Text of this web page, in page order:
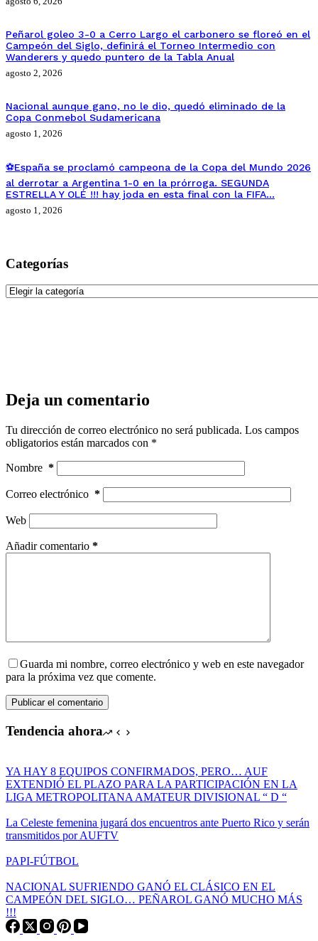
Peñarol goleo 3-0 a Cerro Largo el carbonero se floreó en el
Campeón del Siglo, definirá el Torneo Intermedio con
Wanderers y quedo puntero de la Tabla Anual
agosto 2, 2026
Nacional aunque gano, no le dio, quedó eliminado de la
Copa Conmebol Sudamericana
agosto 1, 2026
⚽España se proclamó campeona de la Copa del Mundo 2026
al derrotar a Argentina 1-0 en la prórroga. SEGUNDA
ESTRELLA Y OLÉ !!! hay joda en esta final con la FIFA…
agosto 1, 2026
Categorías
Categorías
Deja un comentario
Tu dirección de correo electrónico no será publicada. Los campos
obligatorios están marcados con *
Nombre *
Correo electrónico *
Web
Añadir comentario *
Guarda mi nombre, correo electrónico y web en este navegador
para la próxima vez que comente.
Publicar el comentario
Tendencia ahora
YA HAY 8 EQUIPOS CONFIRMADOS, PERO… AUF
EXTENDIÓ EL PLAZO PARA LA PARTICIPACIÓN EN LA
LIGA METROPOLITANA AMATEUR DIVISIONAL “ D “
La Celeste femenina jugará dos encuentros ante Puerto Rico y serán
transmitidos por AUFTV
PAPI-FÚTBOL
NACIONAL SUFRIENDO GANÓ EL CLÁSICO EN EL
CAMPEÓN DEL SIGLO… PEÑAROL GANÓ MUCHO MÁS
!!!